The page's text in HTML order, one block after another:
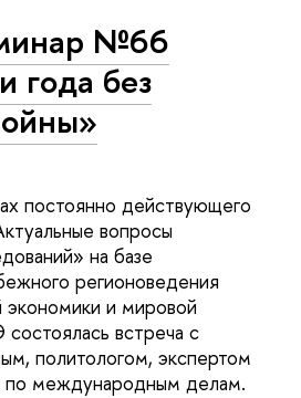
№66
года без
постоянно действующего
вопросы
на базе
регионоведения
экономики и мировой
встреча с
политологом, экспертом
по международным делам.